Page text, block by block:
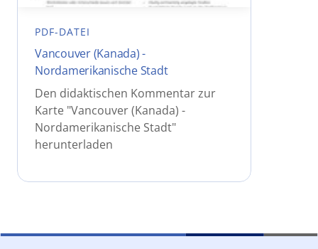
PDF-DATEI
Vancouver (Kanada) -
Nordamerikanische Stadt
Den didaktischen Kommentar zur
Karte "Vancouver (Kanada) -
Nordamerikanische Stadt"
herunterladen